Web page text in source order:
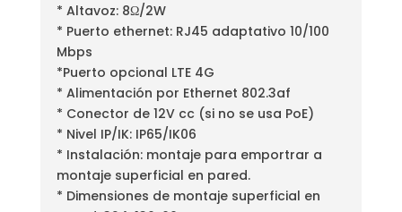
* Altavoz: 8Ω/2W
* Puerto ethernet: RJ45 adaptativo 10/100
Mbps
*Puerto opcional LTE 4G
* Alimentación por Ethernet 802.3af
* Conector de 12V cc (si no se usa PoE)
* Nivel IP/IK: IP65/IK06
* Instalación: montaje para emportrar a
montaje superficial en pared.
* Dimensiones de montaje superficial en